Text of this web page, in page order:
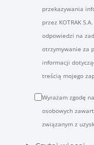
przekazywania
przez KOTRAK
odpowiedzi na
otrzymywanie za
informacji
treścią mojego
Wyrażam zgodę
osobowych
związanym z